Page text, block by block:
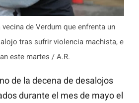
vecina de Verdum que enfrenta un
tras sufrir violencia machista, e
este martes / A.R.
de la decena de desalojos
durante el mes de mayo el